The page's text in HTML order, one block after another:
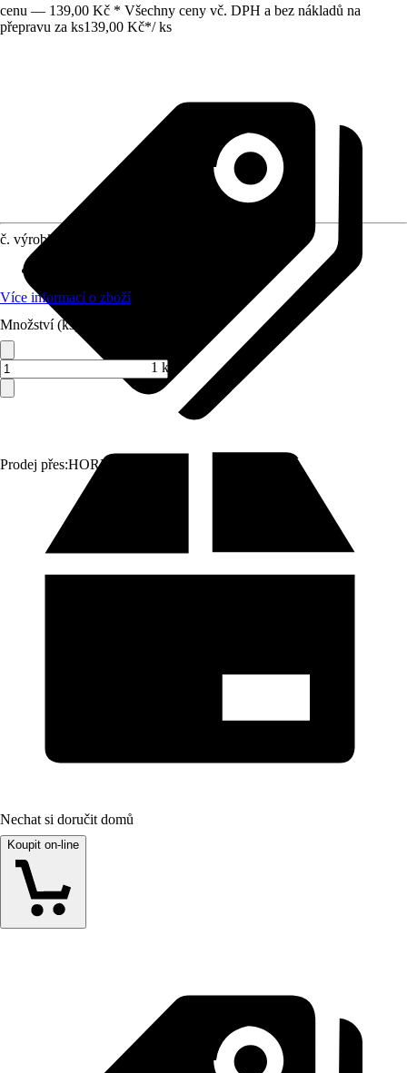
cenu — 139,00 Kč * Všechny ceny vč. DPH a bez nákladů na
přepravu za ks139,00 Kč*/ ks
Prodej přes:HORNBACH
č. výrobku
Více informací o zboží
Množství (ks)
1 ks
Nechat si doručit domů
Koupit on-line